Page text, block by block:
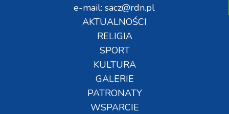
e-mail: sacz@rdn.pl
AKTUALNOŚCI
RELIGIA
SPORT
KULTURA
GALERIE
PATRONATY
WSPARCIE